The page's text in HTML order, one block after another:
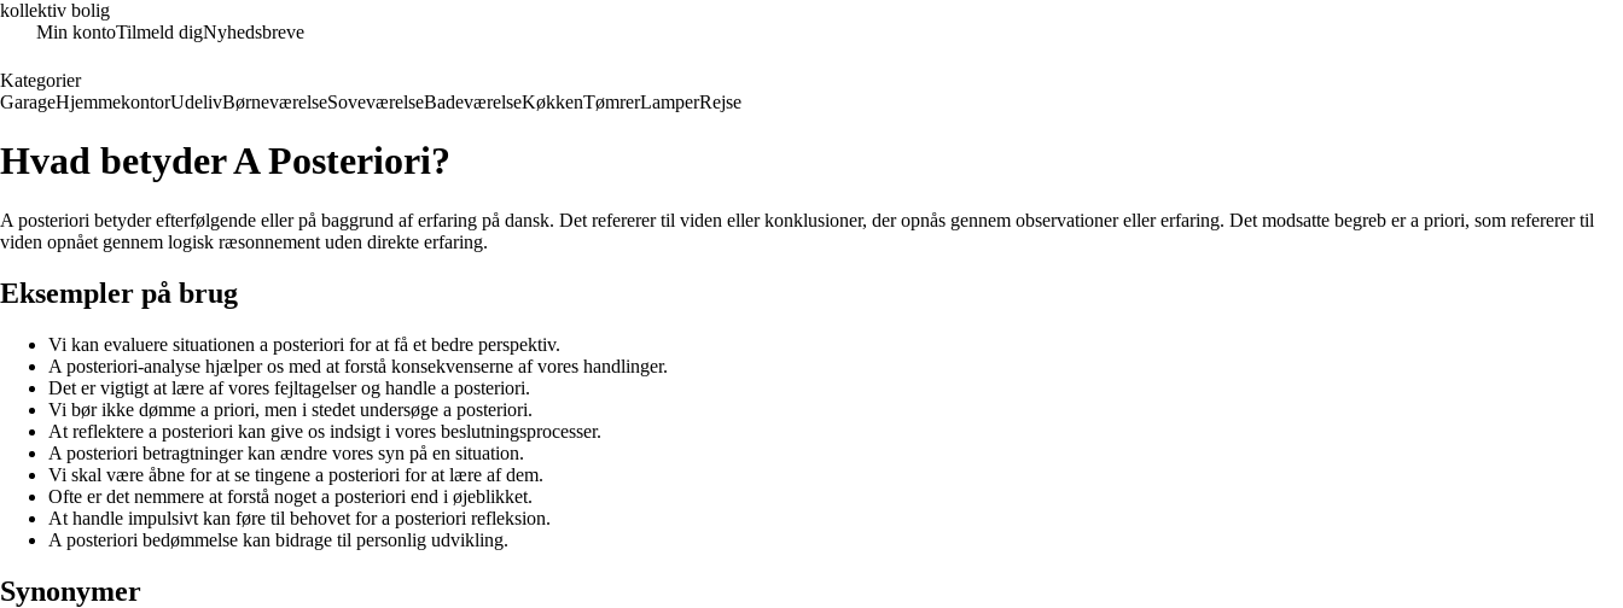
kollektiv bolig
Min kontoTilmeld digNyhedsbreve
Kategorier
GarageHjemmekontorUdelivBørneværelseSoveværelseBadeværelseKøkkenTømrerLamperRejse
Hvad betyder A Posteriori?
A posteriori betyder efterfølgende eller på baggrund af erfaring på dansk. Det refererer til viden eller konklusioner, der opnås gennem observationer eller erfaring. Det modsatte begreb er a priori, som refererer til
viden opnået gennem logisk ræsonnement uden direkte erfaring.
Eksempler på brug
Vi kan evaluere situationen a posteriori for at få et bedre perspektiv.
A posteriori-analyse hjælper os med at forstå konsekvenserne af vores handlinger.
Det er vigtigt at lære af vores fejltagelser og handle a posteriori.
Vi bør ikke dømme a priori, men i stedet undersøge a posteriori.
At reflektere a posteriori kan give os indsigt i vores beslutningsprocesser.
A posteriori betragtninger kan ændre vores syn på en situation.
Vi skal være åbne for at se tingene a posteriori for at lære af dem.
Ofte er det nemmere at forstå noget a posteriori end i øjeblikket.
At handle impulsivt kan føre til behovet for a posteriori refleksion.
A posteriori bedømmelse kan bidrage til personlig udvikling.
Synonymer